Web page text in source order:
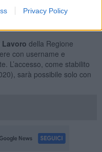
Privacy Policy
Lavoro della Regione
con username e
L’accesso, come stabilito
sarà possibile solo con